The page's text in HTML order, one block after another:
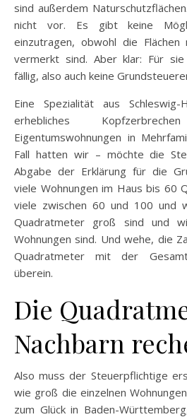
sind außerdem
nicht vor. Es gibt keine
einzutragen, obwohl die Flächen
vermerkt sind. Aber klar: Für
fällig, also auch keine
Eine Spezialität aus
erhebliches
Eigentumswohnungen in
Fall hatten wir – möchte die
Abgabe der Erklärung für die
viele Wohnungen im Haus bis 60
viele zwischen 60 und 100 und
Quadratmeter groß sind und
Wohnungen sind. Und wehe, die
Quadratmeter mit der
überein.
Die
Nachbarn
Also muss der Steuerpflichtige
wie groß die einzelnen
zum Glück in Baden-